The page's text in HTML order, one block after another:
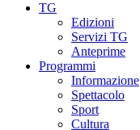
TG
Edizioni
Servizi TG
Anteprime
Programmi
Informazione
Spettacolo
Sport
Cultura